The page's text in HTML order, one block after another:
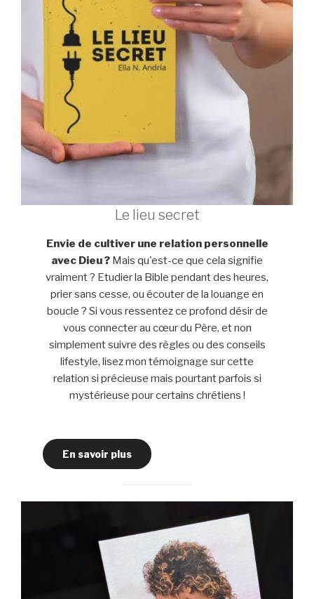
Le lieu secret
Envie de cultiver une relation personnelle
avec Dieu ? Mais qu'est-ce que cela signifie
vraiment ? Etudier la Bible pendant des heures,
prier sans cesse, ou écouter de la louange en
boucle ? Si vous ressentez ce profond désir de
vous connecter au cœur du Père, et non
simplement suivre des règles ou des conseils
lifestyle, lisez mon témoignage sur cette
relation si précieuse mais pourtant parfois si
mystérieuse pour certains chrétiens !
En savoir plus